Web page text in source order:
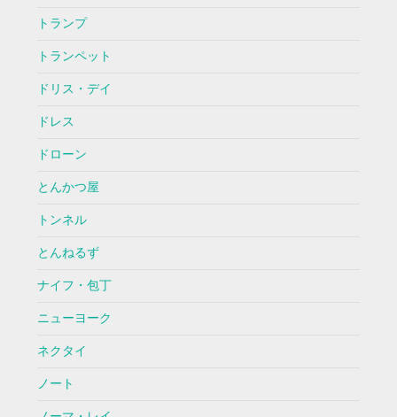
トランプ
トランペット
ドリス・デイ
ドレス
ドローン
とんかつ屋
トンネル
とんねるず
ナイフ・包丁
ニューヨーク
ネクタイ
ノート